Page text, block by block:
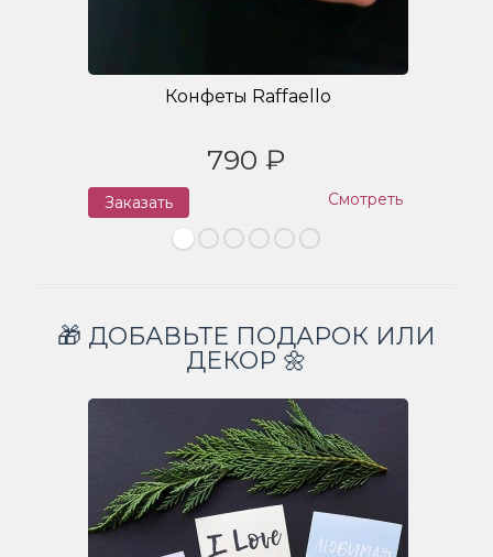
Конфеты Raffaello
790 ₽
Заказать Смотреть
🎁 ДОБАВЬТЕ ПОДАРОК ИЛИ
ДЕКОР 🌼